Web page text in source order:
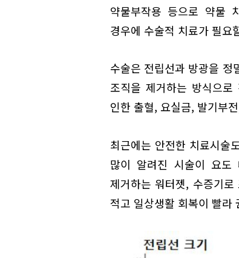
약물부작용 등으로 약물
경우에 수술적 치료가 필요
수술은 전립선과 방광을 정
조직을 제거하는 방식으
인한 출혈, 요실금, 발기부
최근에는 안전한 치료시술
많이 알려진 시술이 요도
제거하는 워터젯, 수증기
적고 일상생활 회복이 빨라